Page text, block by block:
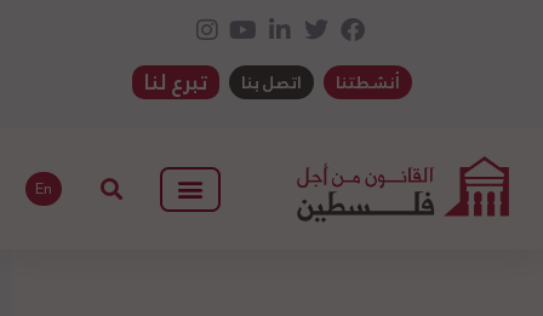
أنشطتنا اتصل بنا تبرع لنا
En